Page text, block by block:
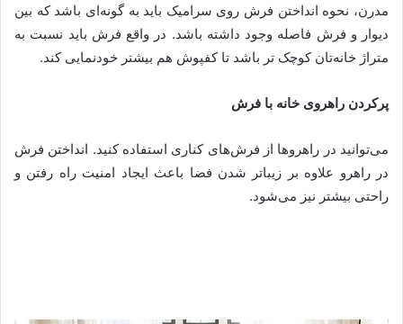
مدرن، نحوه انداختن فرش روی سرامیک باید به گونه‌ای باشد که بین
دیوار و فرش فاصله وجود داشته باشد. در واقع فرش باید نسبت به
متراژ خانه‌تان کوچک تر باشد تا کفپوش هم بیشتر خودنمایی کند.
پرکردن راهروی خانه با فرش
می‌توانید در راهرو‌ها از فرش‌های کناری استفاده کنید. انداختن فرش
در راهرو علاوه بر زیباتر شدن فضا باعث ایجاد امنیت راه رفتن و
راحتی بیشتر نیز می‌شود.